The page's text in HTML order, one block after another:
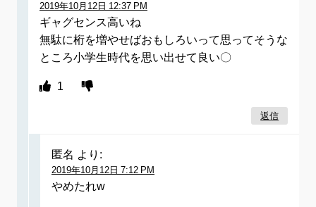
2019年10月12日 12:37 PM
ギャグセンス高いね
無駄に桁を増やせばおもしろいって思ってそうな
ところ小学生時代を思い出せて良い〇
1
返信
匿名 より:
2019年10月12日 7:12 PM
やめたれw